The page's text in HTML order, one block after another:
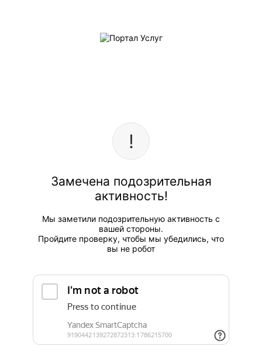
Замечена подозрительная
активность!
Мы заметили подозрительную активность с
вашей стороны.
Пройдите проверку, чтобы мы убедились, что
вы не робот